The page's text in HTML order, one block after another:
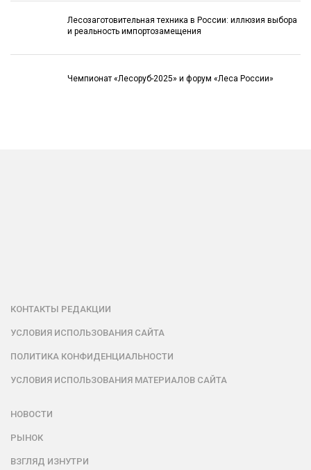
Лесозаготовительная техника в России: иллюзия выбора
и реальность импортозамещения
Чемпионат «Лесоруб-2025» и форум «Леса России»
КОНТАКТЫ РЕДАКЦИИ
УСЛОВИЯ ИСПОЛЬЗОВАНИЯ САЙТА
ПОЛИТИКА КОНФИДЕНЦИАЛЬНОСТИ
УСЛОВИЯ ИСПОЛЬЗОВАНИЯ МАТЕРИАЛОВ САЙТА
НОВОСТИ
РЫНОК
ВЗГЛЯД ИЗНУТРИ